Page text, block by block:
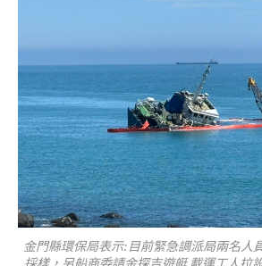
金門縣環保局表示:目前緊急調派局兩名人